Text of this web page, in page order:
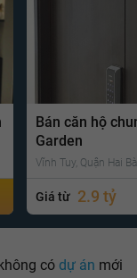
Bán căn hộ
Garden
Vĩnh Tuy, Quận Hai
Giá từ 2.9 tỷ
có dự án mới